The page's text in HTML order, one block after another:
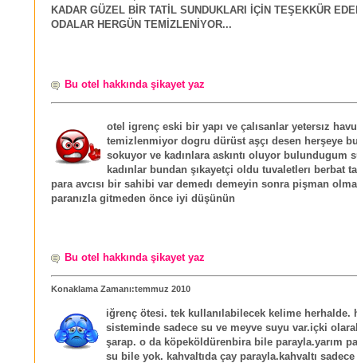
KADAR GÜZEL BİR TATİL SUNDUKLARI İÇİN TEŞEKKÜR
ODALAR HERGÜN TEMİZLENİYOR...
Bu otel hakkında şikayet yaz
otel igrenç eski bir yapı ve çalısanlar yetersız
temizlenmiyor dogru dürüst aşçı desen herşeye
sokuyor ve kadınlara askıntı oluyor bulundugum
kadınlar bundan şıkayetçi oldu tuvaletlerı berbat
para avcısı bir sahibi var demedı demeyin sonra pişman
paranızla gitmeden önce iyi düşünün
Bu otel hakkında şikayet yaz
Konaklama Zamanı:temmuz 2010
iğrenç ötesi. tek kullanılabilecek kelime herhalde.
sisteminde sadece su ve meyve suyu var.içki
şarap. o da köpeköldürenbira bile parayla.yarım
su bile yok. kahvaltıda çay parayla.kahvaltı